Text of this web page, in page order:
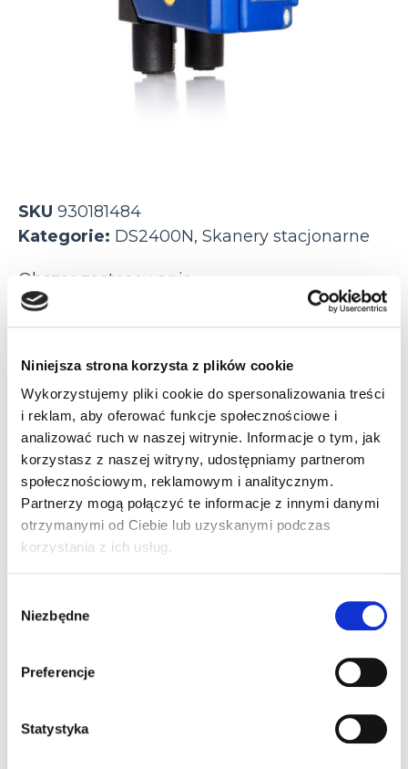
Niniejsza strona korzysta z plików cookie
Wykorzystujemy pliki cookie do spersonalizowania treści
i reklam, aby oferować funkcje społecznościowe i
analizować ruch w naszej witrynie. Informacje o tym, jak
korzystasz z naszej witryny, udostępniamy partnerom
społecznościowym, reklamowym i analitycznym.
Partnerzy mogą połączyć te informacje z innymi danymi
otrzymanymi od Ciebie lub uzyskanymi podczas
korzystania z ich usług.
zgody
Niezbędne
Preferencje
Statystyka
SKU 930181484
Kategorie: DS2400N, Skanery stacjonarne
Obszar zastosowania
logistyka
Odległość odczytu
do 22 cm
do 30 cm
do 60 cm
Przewód komunikacyjny
Nie
Tak
kody gęste